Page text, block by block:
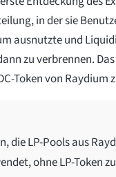
in der sie
ausnutzte und
zu verbrennen.
Token von Raydium
die LP-Pools aus
ohne LP-Token